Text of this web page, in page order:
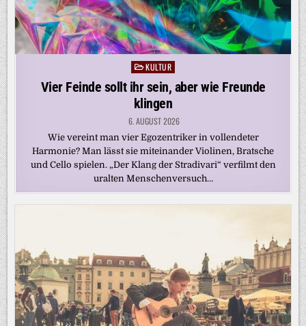
Posted
in
KULTUR
Vier Feinde sollt ihr sein, aber wie Freunde
klingen
6. AUGUST 2026
Wie vereint man vier Egozentriker in vollendeter
Harmonie? Man lässt sie miteinander Violinen, Bratsche
und Cello spielen. „Der Klang der Stradivari“ verfilmt den
uralten Menschenversuch…